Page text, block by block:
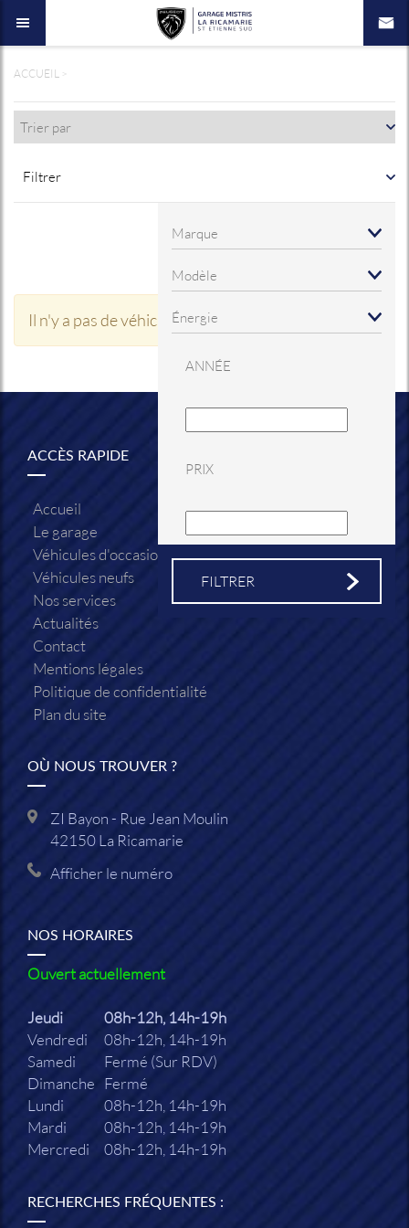
ACCUEIL
Filtrer
ANNÉE
PRIX
×
Il n'y a pas de véhicule dans cette rubrique.
ACCÈS RAPIDE
Accueil
Le garage
Véhicules d'occasion
Véhicules neufs
Nos services
Actualités
Contact
Mentions légales
Politique de confidentialité
Plan du site
OÙ NOUS TROUVER ?
ZI Bayon - Rue Jean Moulin
42150La Ricamarie
Afficher le numéro
NOS HORAIRES
Ouvert actuellement
Jeudi
08h-12h, 14h-19h
Vendredi
08h-12h, 14h-19h
Samedi
Fermé (Sur RDV)
Dimanche Fermé
Lundi
08h-12h, 14h-19h
Mardi
08h-12h, 14h-19h
Mercredi
08h-12h, 14h-19h
RECHERCHES FRÉQUENTES :